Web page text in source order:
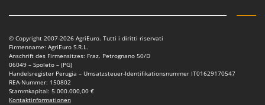
© Copyright 2007-2026 AgriEuro. Tutti i diritti riservati
Firmenname: AgriEuro S.R.L.
Anschrift des Firmensitzes: Fraz. Petrognano 50/D
06049 – Spoleto – (PG)
Handelsregister Perugia – Umsatzsteuer-Identifikationsnummer IT01629170547
REA-Nummer: 150802
Stammkapital: 5.000.000,00 €
Kontaktinformationen